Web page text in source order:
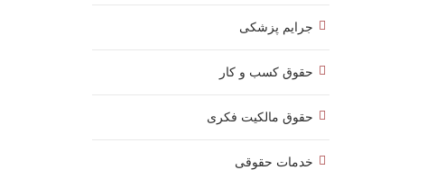
جرایم پزشکی
حقوق کسب‌ و کار
حقوق مالکیت فکری
خدمات حقوقی